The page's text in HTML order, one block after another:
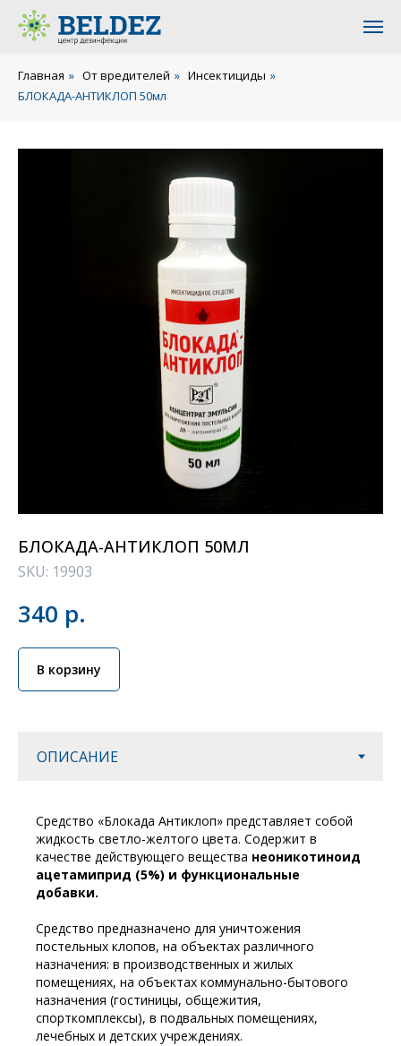
Главная » От вредителей » Инсектициды »
БЛОКАДА-АНТИКЛОП 50мл
БЛОКАДА-АНТИКЛОП 50МЛ
SKU: 19903
340 р.
В корзину
Средство «Блокада Антиклоп» представляет собой
жидкость светло-желтого цвета. Содержит в
качестве действующего вещества неоникотиноид
ацетамиприд (5%) и функциональные
добавки.
Средство предназначено для уничтожения
постельных клопов, на объектах различного
назначения: в производственных и жилых
помещениях, на объектах коммунально-бытового
назначения (гостиницы, общежития,
спорткомплексы), в подвальных помещениях,
лечебных и детских учреждениях.